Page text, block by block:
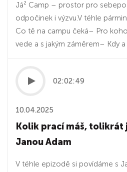
Já² Camp – prostor pro
odpočinek i výzvu.V téhle
Co tě na campu čeká– Pro
vede a s jakým záměrem– Kdy
02:02:49
10.04.2025
Kolik prací máš, tolikrát
Janou Adam
V téhle epizodě si povídáme s